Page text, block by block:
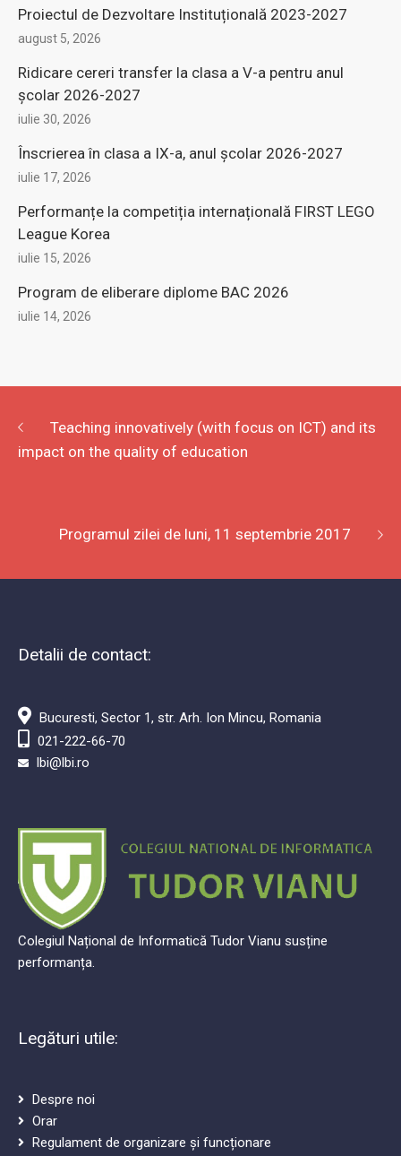
Proiectul de Dezvoltare Instituțională 2023-2027
august 5, 2026
Ridicare cereri transfer la clasa a V-a pentru anul
şcolar 2026-2027
iulie 30, 2026
Înscrierea în clasa a IX-a, anul şcolar 2026-2027
iulie 17, 2026
Performanțe la competiția internațională FIRST LEGO
League Korea
iulie 15, 2026
Program de eliberare diplome BAC 2026
iulie 14, 2026
Teaching innovatively (with focus on ICT) and its
impact on the quality of education
Programul zilei de luni, 11 septembrie 2017
Detalii de contact:
Bucuresti, Sector 1, str. Arh. Ion Mincu, Romania
021-222-66-70
lbi@lbi.ro
Colegiul Național de Informatică Tudor Vianu susține
performanța.
Legături utile:
Despre noi
Orar
Regulament de organizare și funcționare